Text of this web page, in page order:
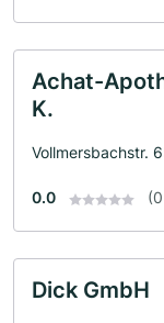
Achat-
K.
Vollmersbachstr.
0.0
Dick GmbH